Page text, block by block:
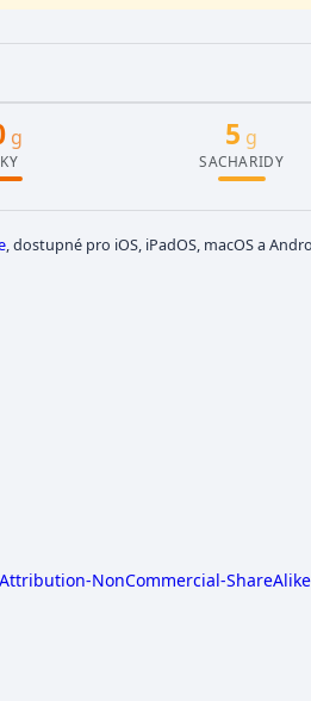
g 5 g
SACHARIDY
, dostupné pro iOS, iPadOS, macOS a
Attribution-NonCommercial-